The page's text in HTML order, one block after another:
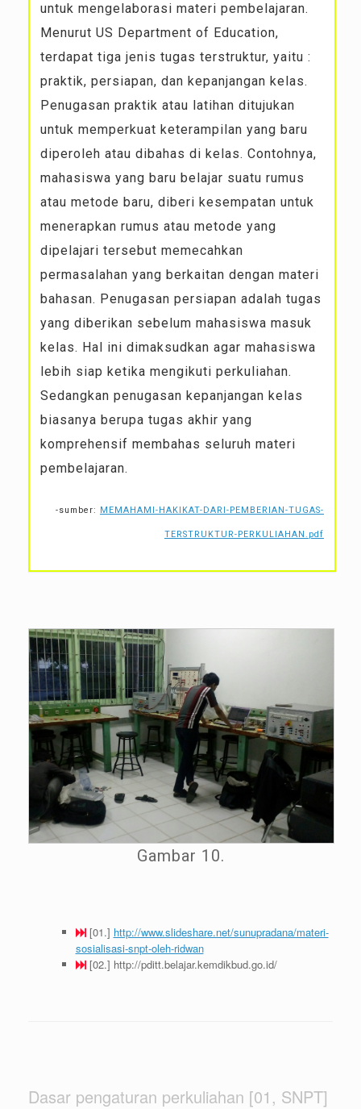
untuk mengelaborasi materi pembelajaran.
Menurut US Department of Education,
terdapat tiga jenis tugas terstruktur, yaitu :
praktik, persiapan, dan kepanjangan kelas.
Penugasan praktik atau latihan ditujukan
untuk memperkuat keterampilan yang baru
diperoleh atau dibahas di kelas. Contohnya,
mahasiswa yang baru belajar suatu rumus
atau metode baru, diberi kesempatan untuk
menerapkan rumus atau metode yang
dipelajari tersebut memecahkan
permasalahan yang berkaitan dengan materi
bahasan. Penugasan persiapan adalah tugas
yang diberikan sebelum mahasiswa masuk
kelas. Hal ini dimaksudkan agar mahasiswa
lebih siap ketika mengikuti perkuliahan.
Sedangkan penugasan kepanjangan kelas
biasanya berupa tugas akhir yang
komprehensif membahas seluruh materi
pembelajaran.
-sumber: MEMAHAMI-HAKIKAT-DARI-PEMBERIAN-TUGAS-
TERSTRUKTUR-PERKULIAHAN.pdf
Gambar 10.
[01.] http://www.slideshare.net/sunupradana/materi-
sosialisasi-snpt-oleh-ridwan
[02.] http://pditt.belajar.kemdikbud.go.id/
Dasar pengaturan perkuliahan [01, SNPT]